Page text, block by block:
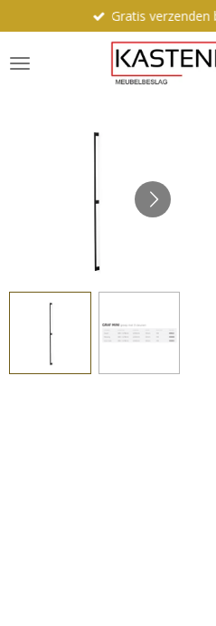
direct
naar
de
Gratis verzenden